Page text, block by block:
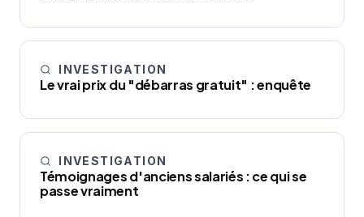
INVESTIGATION
Le vrai prix du "débarras gratuit" : enquête
INVESTIGATION
Témoignages d'anciens salariés : ce qui se
passe vraiment